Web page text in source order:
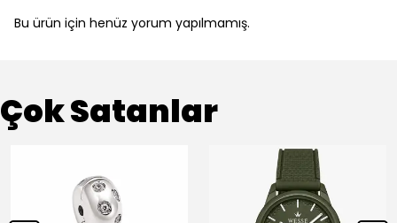
Bu ürün için henüz yorum yapılmamış.
Çok Satanlar